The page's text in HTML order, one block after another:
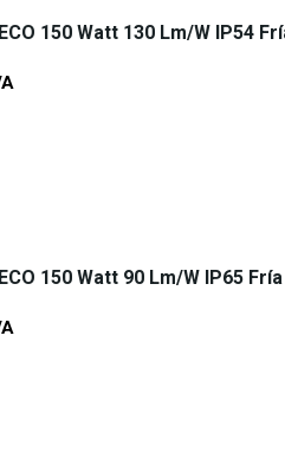
150 Watt 130 Lm/w IP54
150 Watt 90 Lm/w IP65